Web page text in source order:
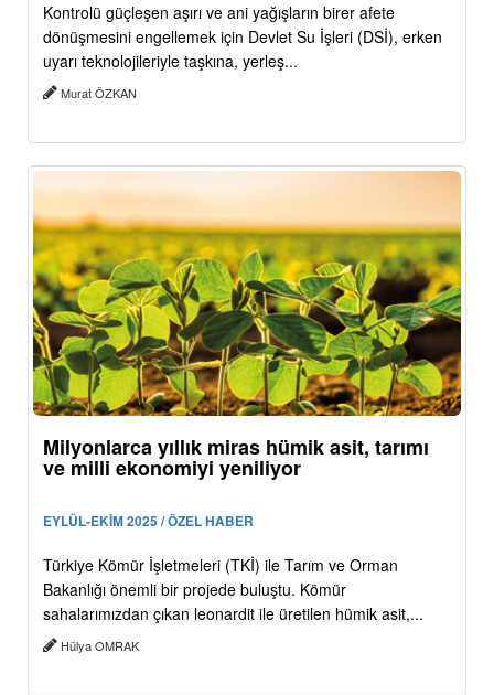
Kontrolü güçleşen aşırı ve ani yağışların birer afete
dönüşmesini engellemek için Devlet Su İşleri (DSİ), erken
uyarı teknolojileriyle taşkına, yerleş...
Murat ÖZKAN
Milyonlarca yıllık miras hümik asit, tarımı
ve milli ekonomiyi yeniliyor
EYLÜL-EKİM 2025 / ÖZEL HABER
Türkiye Kömür İşletmeleri (TKİ) ile Tarım ve Orman
Bakanlığı önemli bir projede buluştu. Kömür
sahalarımızdan çıkan leonardit ile üretilen hümik asit,...
Hülya OMRAK